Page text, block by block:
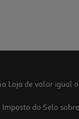
Loja de valor igual
do Selo